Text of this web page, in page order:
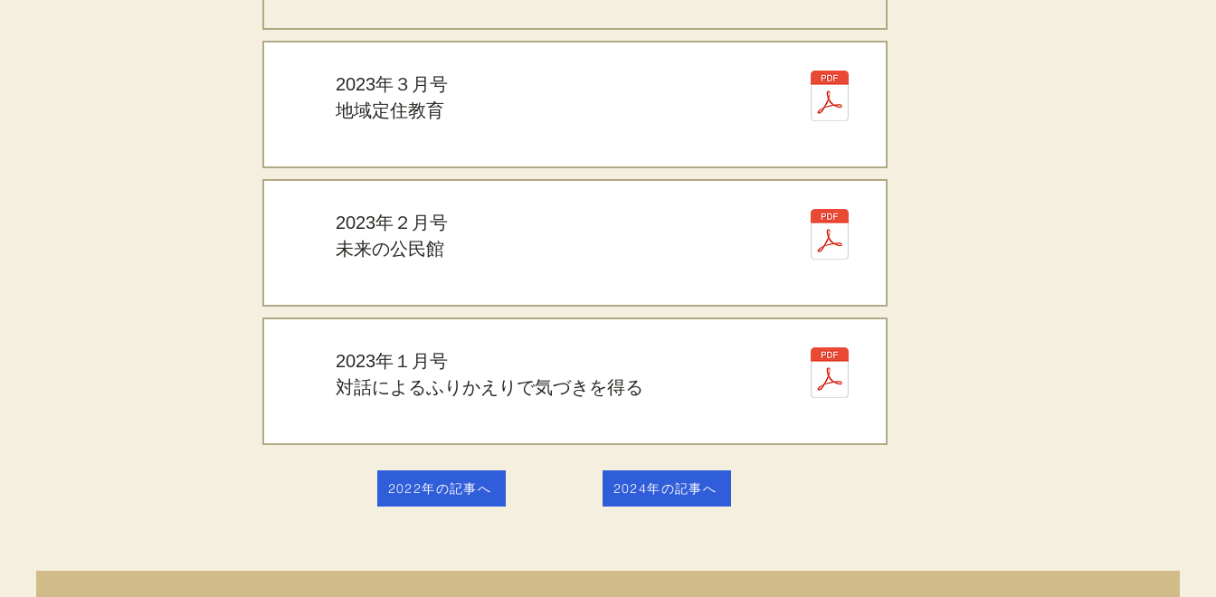
2023年３月号
地域定住教育
2023年２月号
未来の公民館
2023年１月号
対話によるふりかえりで気づきを得る
2022年の記事へ 2024年の記事へ